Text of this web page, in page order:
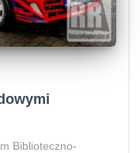
Biblioteczno-